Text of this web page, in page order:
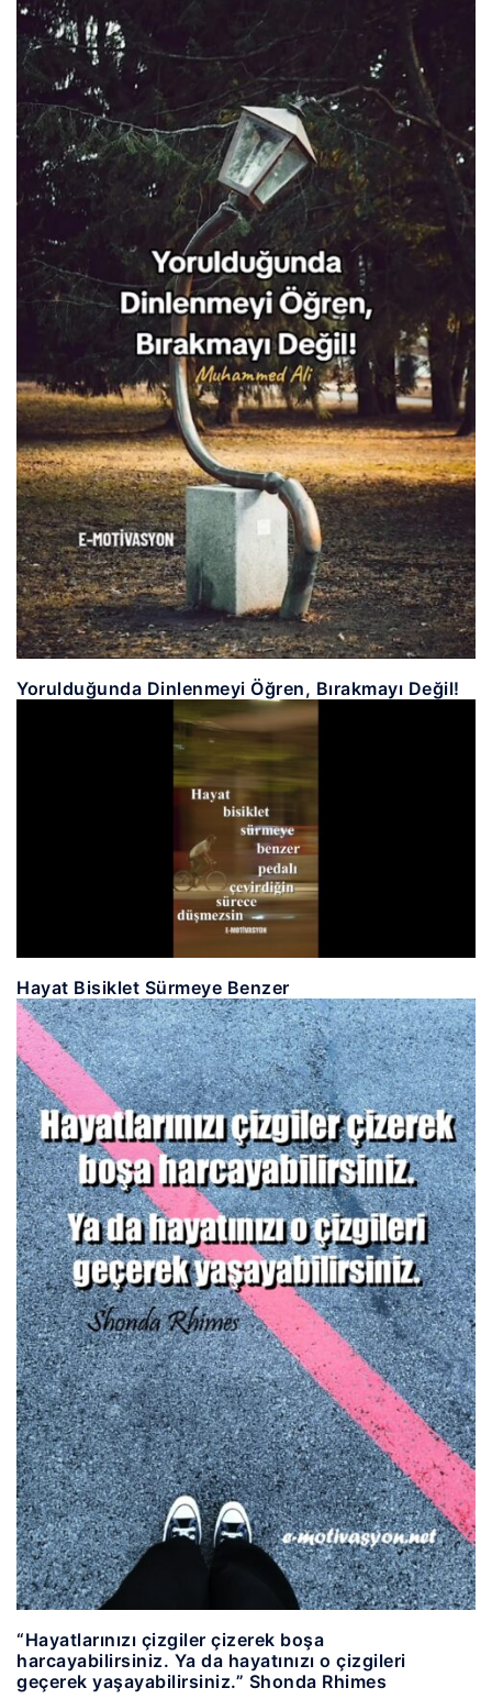
Yorulduğunda Dinlenmeyi Öğren, Bırakmayı Değil!
Hayat Bisiklet Sürmeye Benzer
“Hayatlarınızı çizgiler çizerek boşa
harcayabilirsiniz. Ya da hayatınızı o çizgileri
geçerek yaşayabilirsiniz.” Shonda Rhimes